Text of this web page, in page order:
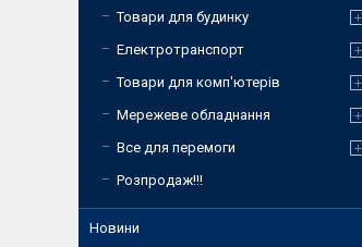
Товари для будинку
Електротранспорт
Товари для комп'ютерів
Мережеве обладнання
Все для перемоги
Розпродаж!!!
Новини